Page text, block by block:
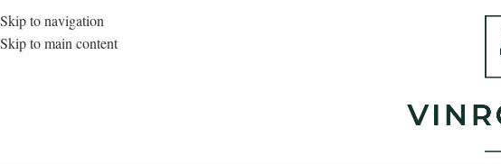
Skip to navigation
Skip to main content